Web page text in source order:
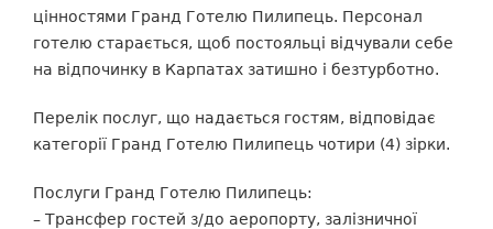
цінностями Гранд Готелю Пилипець. Персонал
готелю старається, щоб постояльці відчували себе
на відпочинку в Карпатах затишно і безтурботно.
Перелік послуг, що надається гостям, відповідає
категорії Гранд Готелю Пилипець чотири (4) зірки.
Послуги Гранд Готелю Пилипець:
– Трансфер гостей з/до аеропорту, залізничної